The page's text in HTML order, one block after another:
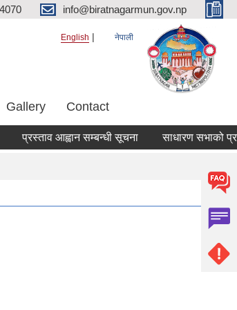
info@biratnagarmun.gov.np
English नेपाली
Gallery Contact
प्रस्ताव आह्वान सम्बन्धी सूचना साधारण सभाको